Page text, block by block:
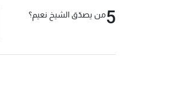
5من يصدّق الشيخ نعيم؟